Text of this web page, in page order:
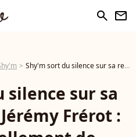
search newsletter
Shy'm sort du silence sur sa relation avec Jérémy Frérot : "Il y a eu tellement de moments volés"
silence sur sa
Frérot :